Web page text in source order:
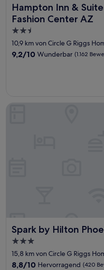
Hampton Inn &
Fashion Center AZ
Hampton Inn & Suites
2.5-
Sterne-
Unterkunft
10,9 km von Circle G Riggs
9.2
9,2/10 Wunderbar (1.162
Spark by Hilton
Spark by Hilton Phoenix
3.0-
Sterne-
Unterkunft
15,8 km von Circle G Riggs
8.8
8,8/10 Hervorragend (420
Spark by Hilton Phoenix